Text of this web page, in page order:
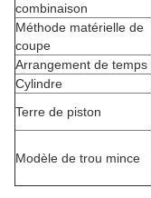
combinaison
Méthode matérielle de
coupe
Arrangement de temps
Cylindre
Terre de piston
Modèle de trou mince